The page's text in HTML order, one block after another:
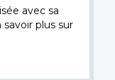
avec sa
plus sur